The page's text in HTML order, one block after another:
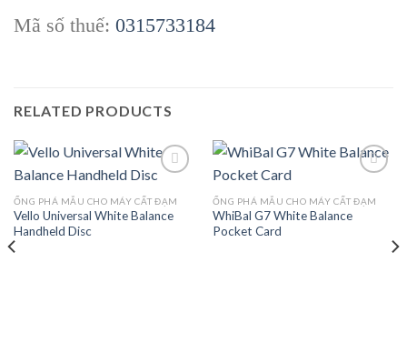
Mã số thuế: 0315733184
RELATED PRODUCTS
Add to
ỐNG PHÁ MẪU CHO MÁY CẤT ĐẠM
Vello Universal White Balance
Handheld Disc
Add to
ỐNG PHÁ MẪU CHO MÁY CẤT ĐẠM
WhiBal G7 White Balance
Pocket Card